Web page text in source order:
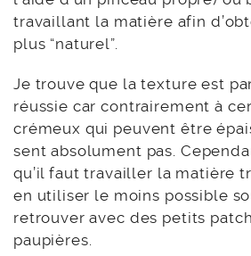
travaillant la matière afin
plus “naturel”.
Je trouve que la texture est
réussie car contrairement à
crémeux qui peuvent être
sent absolument pas.
qu’il faut travailler la matière
en utiliser le moins possible
retrouver avec des petits
paupières.